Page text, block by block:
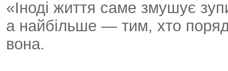
«Іноді життя саме змушує
а найбільше — тим, хто
вона.